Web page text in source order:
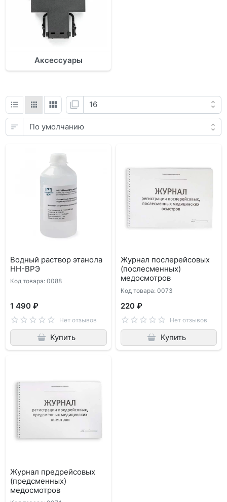
Аксессуары
Водный раствор этанола
НН-ВРЭ
Код товара: 0088
1 490 ₽
Нет отзывов
Купить
Журнал послерейсовых
(послесменных)
медосмотров
Код товара: 0073
220 ₽
Нет отзывов
Купить
Журнал предрейсовых
(предсменных)
медосмотров